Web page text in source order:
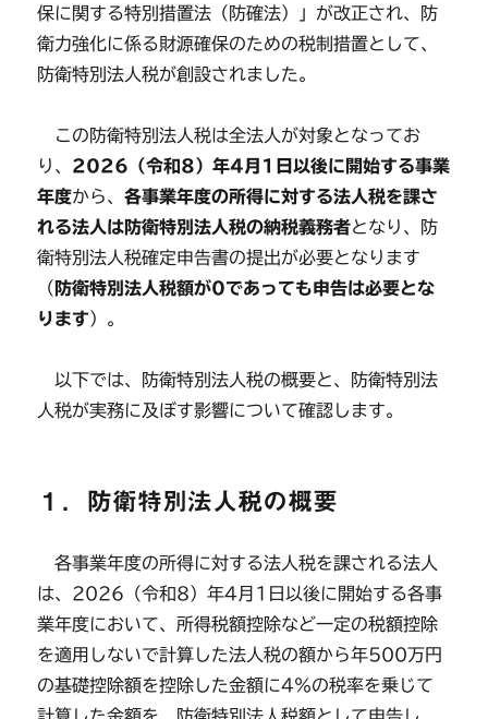
保に関する特別措置法（防確法）」が改正され、防
衛力強化に係る財源確保のための税制措置として、
防衛特別法人税が創設されました。
この防衛特別法人税は全法人が対象となってお
り、 2026（令和8）年4月1日以後に開始する事業
年度から、各事業年度の所得に対する法人税を課さ
れる法人は防衛特別法人税の納税義務者となり、防
衛特別法人税確定申告書の提出が必要となります
（ 防衛特別法人税額が0であっても申告は必要とな
ります）。
以下では、防衛特別法人税の概要と、防衛特別法
人税が実務に及ぼす影響について確認します。
１．防衛特別法人税の概要
各事業年度の所得に対する法人税を課される法人
は、2026（令和8）年4月1日以後に開始する各事
業年度において、所得税額控除など一定の税額控除
を適用しないで計算した法人税の額から年500万円
の基礎控除額を控除した金額に4％の税率を乗じて